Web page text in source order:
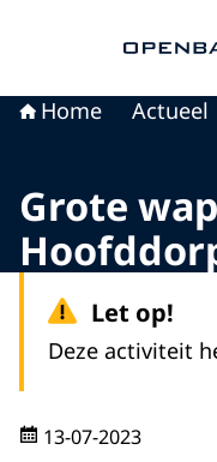
Home Actueel
Grote
Let op!
Deze activiteit
13-07-2023